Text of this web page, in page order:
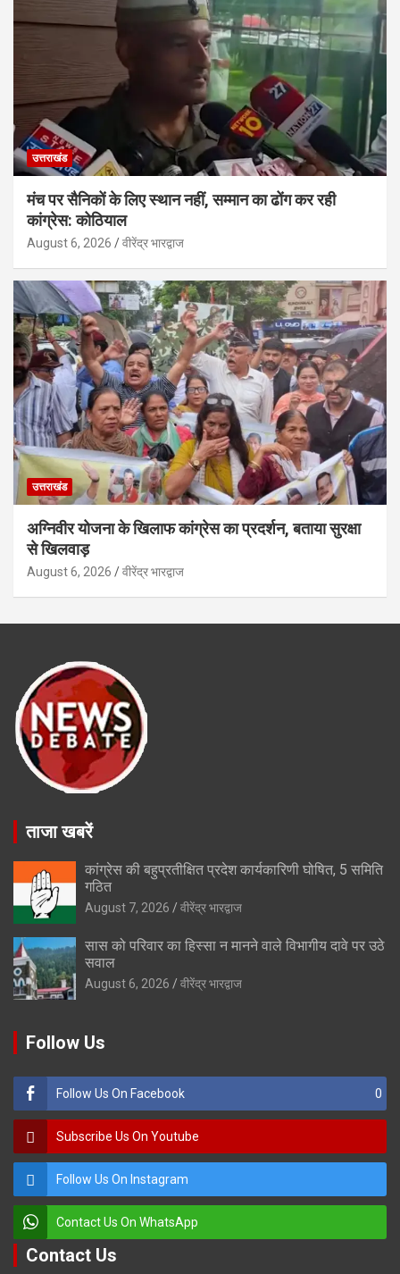
उत्तराखंड
मंच पर सैनिकों के लिए स्थान नहीं, सम्मान का ढोंग कर रही
कांग्रेस: कोठियाल
August 6, 2026 वीरेंद्र भारद्वाज
उत्तराखंड
अग्निवीर योजना के खिलाफ कांग्रेस का प्रदर्शन, बताया सुरक्षा
से खिलवाड़
August 6, 2026 वीरेंद्र भारद्वाज
ताजा खबरें
कांग्रेस की बहुप्रतीक्षित प्रदेश कार्यकारिणी घोषित, 5 समिति
गठित
August 7, 2026 वीरेंद्र भारद्वाज
सास को परिवार का हिस्सा न मानने वाले विभागीय दावे पर उठे
सवाल
August 6, 2026 वीरेंद्र भारद्वाज
Follow Us
Follow Us On Facebook 0
Subscribe Us On Youtube
Follow Us On Instagram
Contact Us On WhatsApp
Contact Us